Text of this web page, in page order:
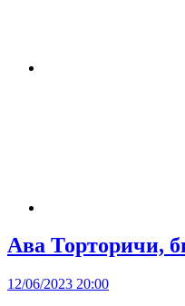
Ава Торторичи,
12/06/2023 20:00